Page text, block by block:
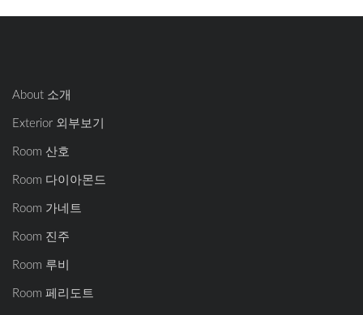
About 소개
Exterior 외부보기
Room 산호
Room 다이아몬드
Room 가네트
Room 진주
Room 루비
Room 페리도트